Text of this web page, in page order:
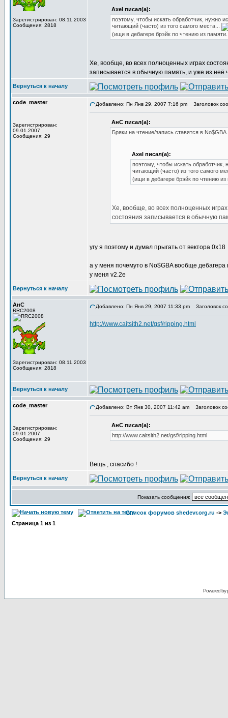
Зарегистрирован: 08.11.2003
Сообщения: 2818
Axel писал(а):
поэтому, чтобы искать обработчик, нужно
читающий (часто) из того самого места...
(ищи в дебагере брэйк по чтению из
Хе, вообще, во всех полноценных играх
записывается в обычную память, и уже из неё
Вернуться к началу
code_master
Зарегистрирован:
09.01.2007
Сообщения: 29
Добавлено: Пн Янв 29, 2007 7:16 pm Заголовок
АнС писал(а):
Бряки на чтение/запись ставятся в No$GBA.
Axel писал(а):
поэтому, чтобы искать обработчик,
читающий (часто) из того самого
(ищи в дебагере брэйк по чтению из
Хе, вообще, во всех полноценных
состояния записывается в обычную
угу я поэтому и думал прыгать от вектора 0x18
а у меня почемуто в No$GBA вообще
у меня v2.2e
Вернуться к началу
АнС
RRC2008
Зарегистрирован: 08.11.2003
Сообщения: 2818
Добавлено: Пн Янв 29, 2007 11:33 pm Заголовок
http://www.caitsith2.net/gsf/ripping.html
Вернуться к началу
code_master
Зарегистрирован:
09.01.2007
Сообщения: 29
Добавлено: Вт Янв 30, 2007 11:42 am Заголовок
АнС писал(а):
http://www.caitsith2.net/gsf/ripping.html
Вещь , спасибо !
Вернуться к началу
Показать сообщения:
Список форумов shedevr.org.ru ->
Страница 1 из 1
Powered by